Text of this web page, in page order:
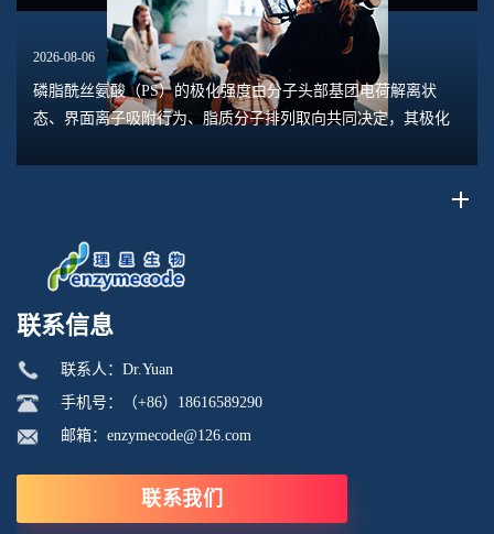
2026-08-06
磷脂酰丝氨酸（PS）的极化强度由分子头部基团电荷解离状
态、界面离子吸附行为、脂质分子排列取向共同决定，其极化
联系信息
联系人：Dr.Yuan
手机号：（+86）18616589290
邮箱：enzymecode@126.com
联系我们